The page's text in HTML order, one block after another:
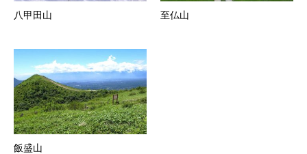
八甲田山 至仏山
飯盛山